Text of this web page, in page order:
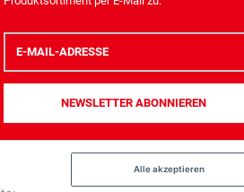
E-
Mail-
NEWSLETTER ABONNIEREN
Alle akzeptieren